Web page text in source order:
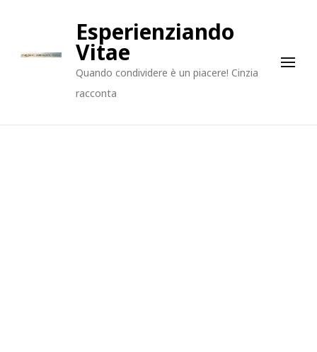
Esperienziando
Vitae
Quando condividere è un piacere! Cinzia
racconta